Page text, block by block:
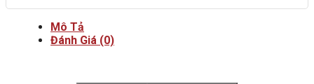
Mô Tả
Đánh Giá (0)